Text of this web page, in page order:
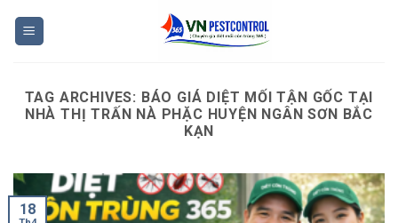
TAG ARCHIVES: BÁO GIÁ DIỆT MỐI TẬN GỐC TẠI
NHÀ THỊ TRẤN NÀ PHẶC HUYỆN NGÂN SƠN BẮC
KẠN
18